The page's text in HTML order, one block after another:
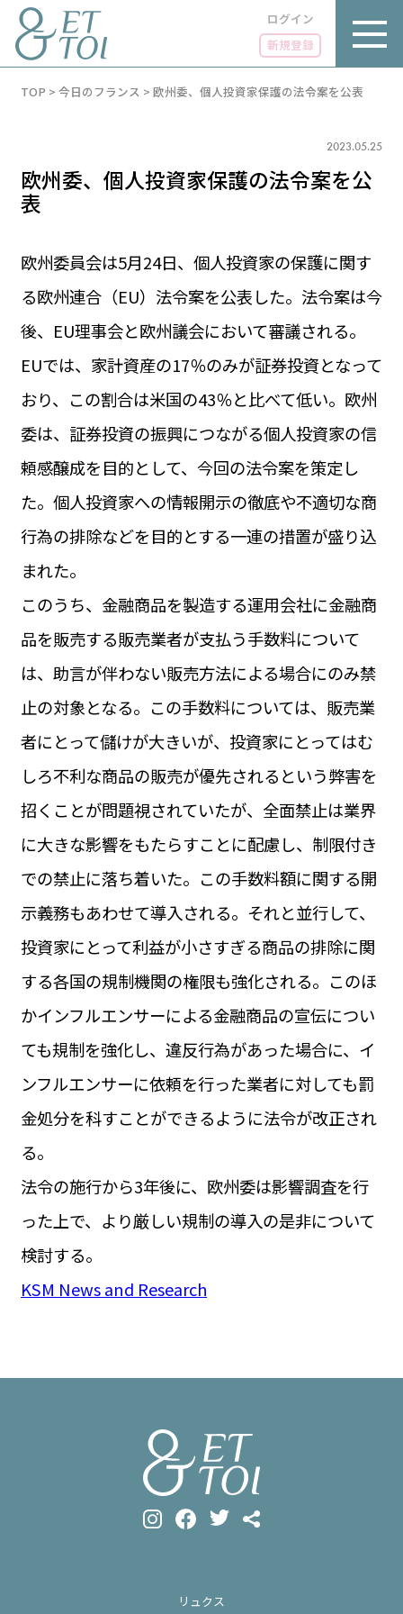
ログイン
新規登録
LUXE
リュクス
GOURMET
グルメ
ライフスタイル
BUSINESS
ビジネス・キャリア
フランス生活
TAG
タグ
#トゥールーズ Toulouse
#パリ
#お土産
#フランス郵便情報
#フランス交通機関
#求人
#カルカッソンヌ Carcassonne
#サステナブル
#フランス生活
#レシピ #ビューティー
#コスメ
#アルザス地方
#フランスの地方 #フロマージュ
#おでかけ
#歴史
#お菓子 #SDGs #アート #車生活
PARIS 14℃ / 12℃
1€＝182.37円
エトワとは
お問い合わせ
広告掲載
サイトポリシー
TOP > 今日のフランス > 欧州委、個人投資家保護の法令案を公表
2023.05.25
欧州委、個人投資家保護の法令案を公
表
欧州委員会は5月24日、個人投資家の保護に関す
る欧州連合（EU）法令案を公表した。法令案は今
後、EU理事会と欧州議会において審議される。
EUでは、家計資産の17％のみが証券投資となって
おり、この割合は米国の43％と比べて低い。欧州
委は、証券投資の振興につながる個人投資家の信
頼感醸成を目的として、今回の法令案を策定し
た。個人投資家への情報開示の徹底や不適切な商
行為の排除などを目的とする一連の措置が盛り込
まれた。
このうち、金融商品を製造する運用会社に金融商
品を販売する販売業者が支払う手数料について
は、助言が伴わない販売方法による場合にのみ禁
止の対象となる。この手数料については、販売業
者にとって儲けが大きいが、投資家にとってはむ
しろ不利な商品の販売が優先されるという弊害を
招くことが問題視されていたが、全面禁止は業界
に大きな影響をもたらすことに配慮し、制限付き
での禁止に落ち着いた。この手数料額に関する開
示義務もあわせて導入される。それと並行して、
投資家にとって利益が小さすぎる商品の排除に関
する各国の規制機関の権限も強化される。このほ
かインフルエンサーによる金融商品の宣伝につい
ても規制を強化し、違反行為があった場合に、イ
ンフルエンサーに依頼を行った業者に対しても罰
金処分を科すことができるように法令が改正され
る。
法令の施行から3年後に、欧州委は影響調査を行
った上で、より厳しい規制の導入の是非について
検討する。
KSM News and Research
リュクス